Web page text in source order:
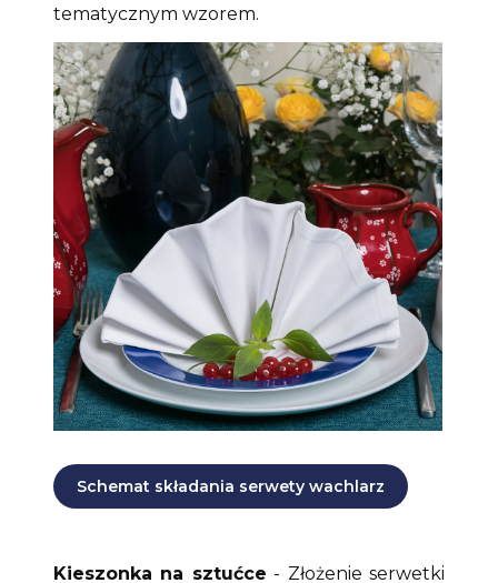
tematycznym wzorem.
Schemat składania serwety wachlarz
Kieszonka na sztućce - Złożenie serwetki